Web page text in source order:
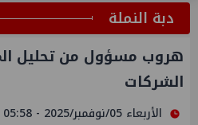
دبة النملة
هروب مسؤول من تحليل
الشركات
الأربعاء 05/نوفمبر/2025 - 05:58 م